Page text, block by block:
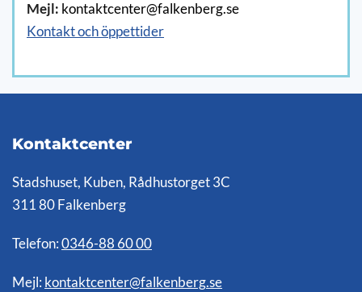
Mejl: kontaktcenter@falkenberg.se
Kontakt och öppettider
Kontaktcenter
Stadshuset, Kuben, Rådhustorget 3C
311 80 Falkenberg
Telefon: 0346-88 60 00
Mejl: kontaktcenter@falkenberg.se